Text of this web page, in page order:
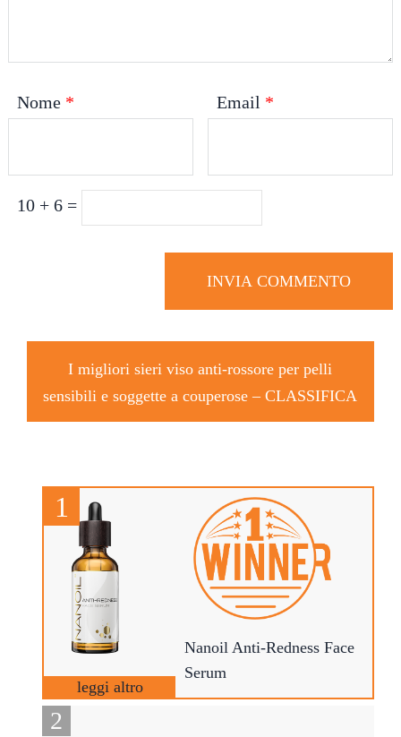
Nome * Email *
10 + 6 =
I migliori sieri viso anti-rossore per pelli
sensibili e soggette a couperose –CLASSIFICA
Nanoil Anti-Redness Face
Serum
leggi altro